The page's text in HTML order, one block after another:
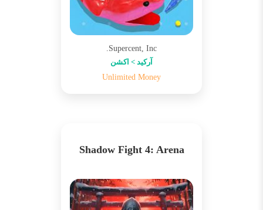
Supercent, Inc.
آرکید > اکشن
Unlimited Money
Shadow Fight 4: Arena